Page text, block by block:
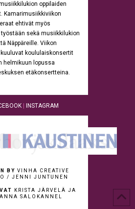
oppilaiden
Kamarimusiikkiviikon
ehtivät myös
työstään sekä musiikkilukion
Näppäreille. Viikon
koululaiskonsertit
helmikuun lopussa
etäkonsertteina.
| INSTAGRAM
BY VINHA CREATIVE
/ JENNI JUNTUNEN
KRISTA JÄRVELÄ JA
SALOKANNEL